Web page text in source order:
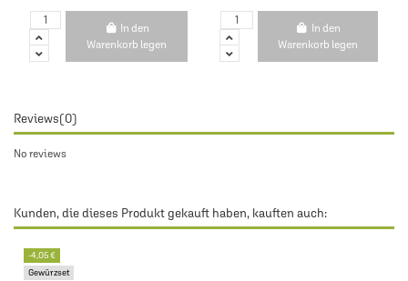
In den
Warenkorb legen
In den
Warenkorb legen
Reviews(0)
No reviews
Kunden, die dieses Produkt gekauft haben, kauften auch:
-4,05 €
Gewürzset